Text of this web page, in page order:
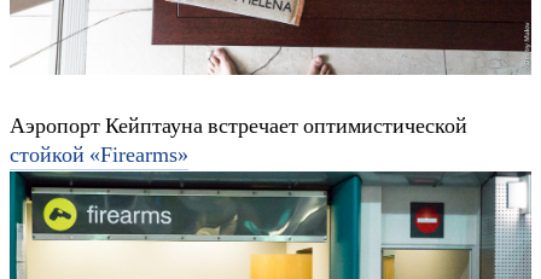
Аэропорт Кейптауна встречает оптимистической
стойкой «Firearms»